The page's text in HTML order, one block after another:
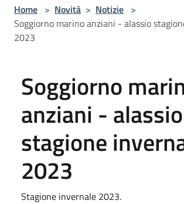
Home > Novità > Notizie >
Soggiorno marino anziani - alassio
2023
Soggiorno
anziani - alassio
stagione
2023
Stagione invernale 2023.